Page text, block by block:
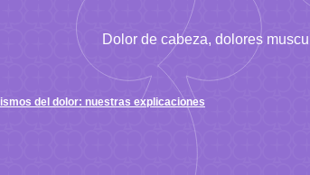
Dolor de cabeza, dolores
del dolor: nuestras explicaciones